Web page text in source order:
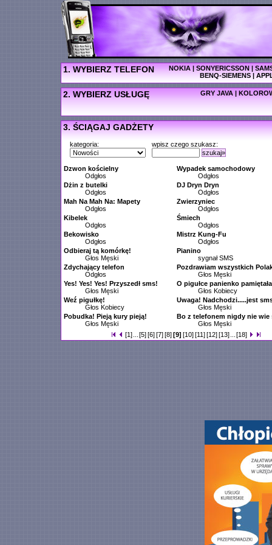
1. WYBIERZ TELEFON NOKIA|SONYERICSSON|
BENQ-SIEMENS|
2. WYBIERZ USŁUGĘ GRY JAVA |
3. ŚCIĄGAJ GADŻETY
kategoria:
wpisz czego szukasz:
szukaj»
Dzwon kościelny
Odgłos
Wypadek samochodowy
Odgłos
Dżin z butelki
Odgłos
DJ Dryn Dryn
Odgłos
Mah Na Mah Na: Mapety
Odgłos
Zwierzyniec
Odgłos
Kibelek
Odgłos
Śmiech
Odgłos
Bekowisko
Odgłos
Mistrz Kung-Fu
Odgłos
Odbieraj tą komórkę!
Głos Męski
Pianino
sygnał SMS
Zdychający telefon
Odgłos
Pozdrawiam wszystkich
Głos Męski
Yes! Yes! Yes! Przyszedł sms!
Głos Męski
O pigułce panienko
Głos Kobiecy
Weź pigułkę!
Głos Kobiecy
Uwaga! Nadchodzi.....jest
Głos Męski
Pobudka! Pieją kury pieją!
Głos Męski
Bo z telefonem nigdy nie wie
Głos Męski
[1]
[5] [6] [7] [8] [9] [10] [11] [12] [13] [18]